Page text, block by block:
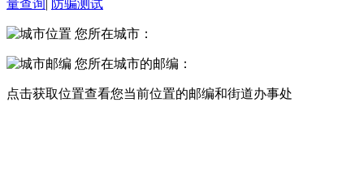
量查询| 防骗测试
您所在城市：
您所在城市的邮编：
点击获取位置查看您当前位置的邮编和街道办事处